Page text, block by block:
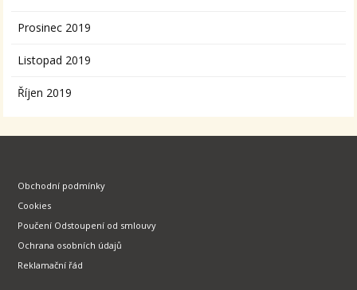
Prosinec 2019
Listopad 2019
Říjen 2019
Obchodní podmínky
Cookies
Poučení Odstoupení od smlouvy
Ochrana osobních údajů
Reklamační řád